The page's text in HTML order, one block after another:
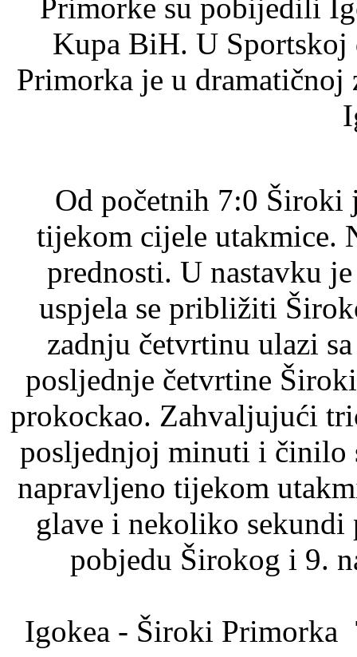
Primorke su pobijedili
Kupa BiH. U
Primorka je u dramatičnoj
Od početnih 7:0 Široki
tijekom cijele utakmice.
prednosti. U nastavku
uspjela se približiti
zadnju četvrtinu ulazi
posljednje četvrtine
prokockao. Zahvaljujući
posljednjoj minuti i činilo
napravljeno tijekom
glave i nekoliko
pobjedu Širokog i 9.
Igokea - Široki Primorka